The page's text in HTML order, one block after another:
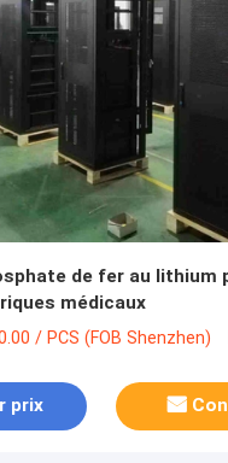
de fer au lithium
médicaux
/ PCS (FOB Shenzhen)
prix